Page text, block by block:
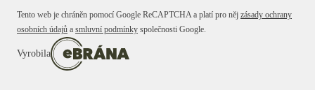
Tento web je chráněn pomocí Google ReCAPTCHA a platí pro něj zásady ochrany
osobních údajů a smluvní podmínky společnosti Google.
Vyrobila